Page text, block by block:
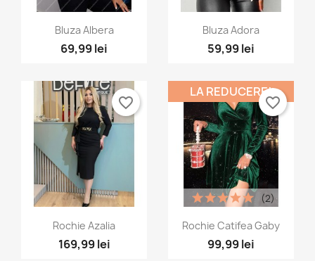
Vizualizare rapida
Bluza Albera
69,99 lei
Vizualizare rapida
Bluza Adora
59,99 lei
Vizualizare rapida
Rochie Azalia
169,99 lei
favorite_border
Vizualizare rapida
Rochie Catifea Gaby
99,99 lei
(2)
LA REDUCERE!
favorite_border